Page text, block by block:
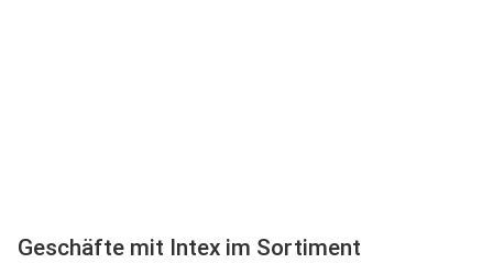
Geschäfte mit Intex im Sortiment